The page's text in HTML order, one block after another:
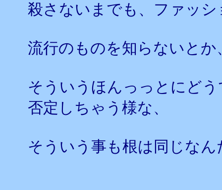
殺さないまでも、ファッ
流行のものを知らないとか
そういうほんっっとにど
否定しちゃう様な、
そういう事も根は同じな